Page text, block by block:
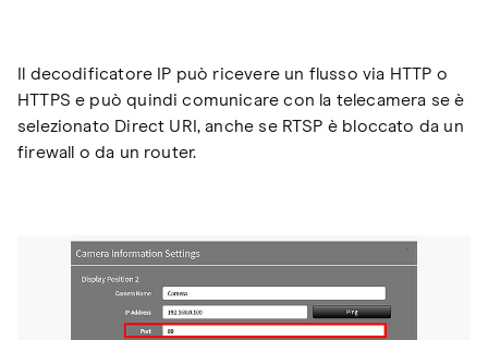
Il decodificatore IP può ricevere un flusso via HTTP o
HTTPS e può quindi comunicare con la telecamera se è
selezionato Direct URI, anche se RTSP è bloccato da un
firewall o da un router.